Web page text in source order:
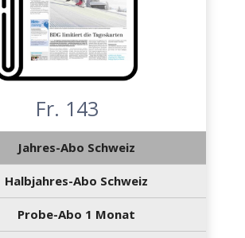
Fr. 143
Jahres-Abo Schweiz
Halbjahres-Abo Schweiz
Probe-Abo 1 Monat